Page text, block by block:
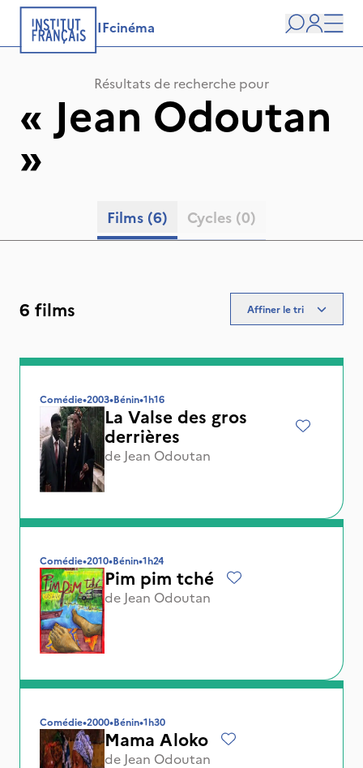
IFcinéma
user
Résultats de recherche pour
« Jean Odoutan
»
Films (6) Cycles (0)
6 films Affiner le tri
Comédie•2003•Bénin•1h16
La Valse des gros
derrières
de Jean Odoutan
Comédie•2010•Bénin•1h24
Pim pim tché
de Jean Odoutan
Comédie•2000•Bénin•1h30
Mama Aloko
de Jean Odoutan